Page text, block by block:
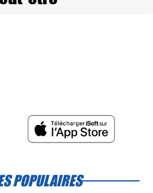
POPULAIRES